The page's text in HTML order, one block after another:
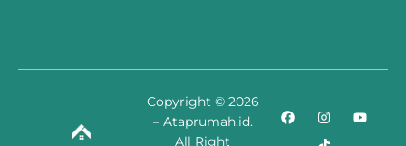
Copyright © 2026
– Ataprumah.id.
All Right